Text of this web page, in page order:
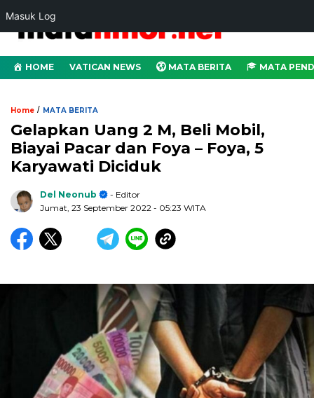
Masuk Log
HOME VATICAN NEWS MATA BERITA MATA
Home / MATA BERITA
Gelapkan Uang 2 M, Beli Mobil,
Biayai Pacar dan Foya – Foya, 5
Karyawati Diciduk
Del Neonub
- Editor
Jumat, 23 September 2022 - 05:23 WITA